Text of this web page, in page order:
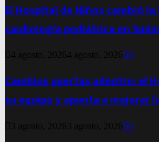
El Hospital de Niños cambió
cardiología pediátrica en
4 agosto, 20264 agosto, 2026 0
Cambios puertas adentro: el
su equipo y apunta a mejorar
3 agosto, 2026 3 agosto, 2026 0